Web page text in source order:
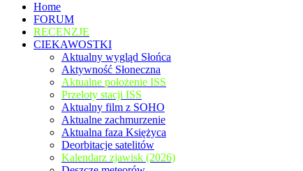
Home
FORUM
RECENZJE
CIEKAWOSTKI
Aktualny wygląd Słońca
Aktywność Słoneczna
Aktualne położenie ISS
Przeloty stacji ISS
Aktualny film z SOHO
Aktualne zachmurzenie
Aktualna faza Księżyca
Deorbitacje satelitów
Kalendarz zjawisk (2026)